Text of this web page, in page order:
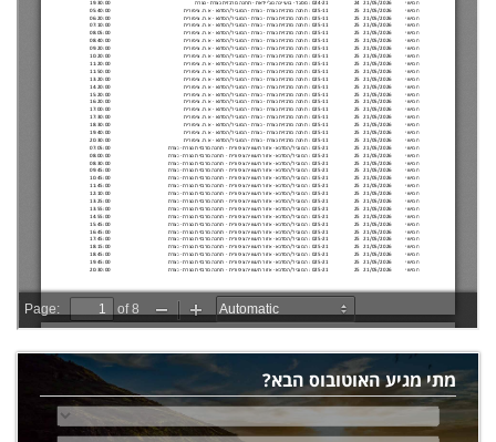
מתי מגיע האוטובוס הבא?